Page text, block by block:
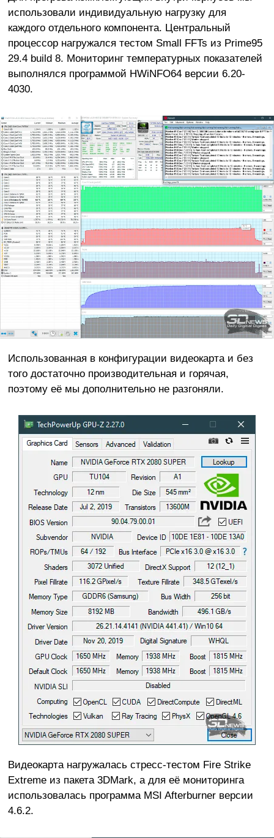
использовали индивидуальную нагрузку для
каждого отдельного компонента. Центральный
процессор нагружался тестом Small FFTs из Prime95
29.4 build 8. Мониторинг температурных показателей
выполнялся программой HWiNFO64 версии 6.20-
4030.
Использованная в конфигурации видеокарта и без
того достаточно производительная и горячая,
поэтому её мы дополнительно не разгоняли.
Видеокарта нагружалась стресс-тестом Fire Strike
Extreme из пакета 3DMark, а для её мониторинга
использовалась программа MSI Afterburner версии
4.6.2.